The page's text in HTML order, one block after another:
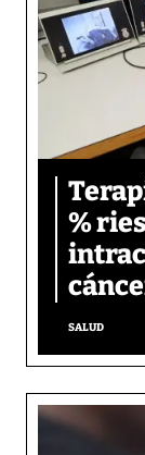
%
SALUD